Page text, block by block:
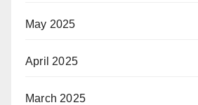
May 2025
April 2025
March 2025